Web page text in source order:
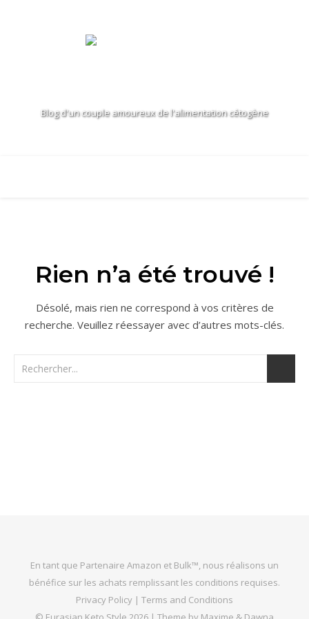
Blog d'un couple amoureux de l'alimentation cétogène
Rien n’a été trouvé !
Désolé, mais rien ne correspond à vos critères de
recherche. Veuillez réessayer avec d’autres mots-clés.
En tant que Partenaire Amazon et Bulk™, nous réalisons un
bénéfice sur les achats remplissant les conditions requises.
Privacy Policy | Terms and Conditions